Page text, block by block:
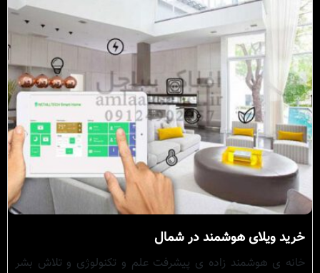
خرید ویلای هوشمند در شمال
خانه ی هوشمند زاده ی پیشرفت علم و تکنولوژی و تلاش بشر